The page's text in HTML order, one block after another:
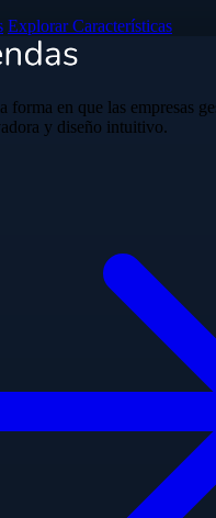
Explorar Características
forma en que las empresas
y diseño intuitivo.